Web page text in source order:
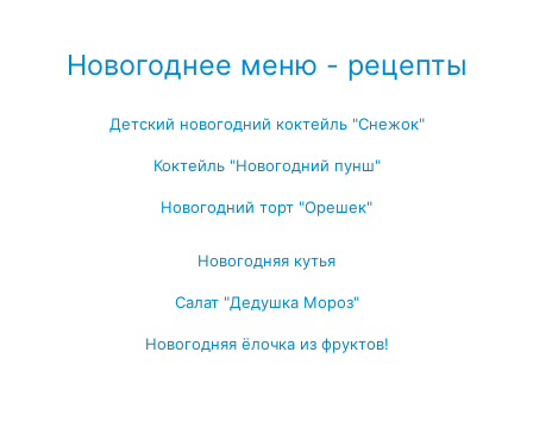
Новогоднее меню - рецепты
Детский новогодний коктейль "Снежок"
Коктейль "Новогодний пунш"
Новогодний торт "Орешек"
Новогодняя кутья
Салат "Дедушка Мороз"
Новогодняя ёлочка из фруктов!